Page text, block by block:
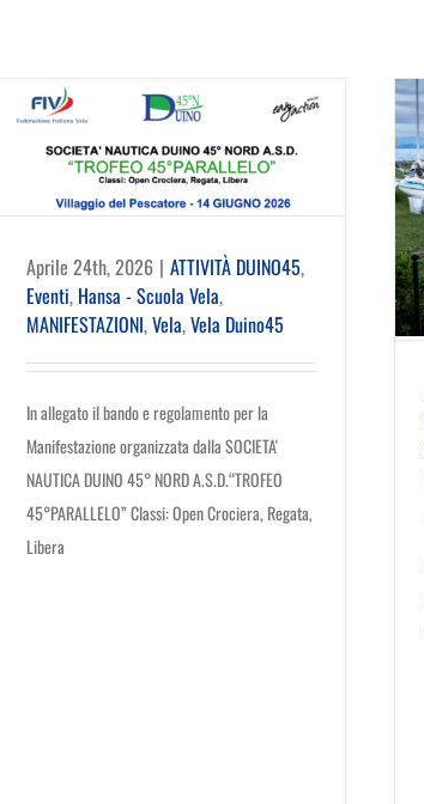
Aprile 24th, 2026 | ATTIVITÀ DUINO45,
Eventi, Hansa - Scuola Vela,
MANIFESTAZIONI,Vela,Vela Duino45
In allegato il bando e regolamento per la
Manifestazione organizzata dalla SOCIETA'
NAUTICA DUINO 45° NORD A.S.D.“TROFEO
45°PARALLELO” Classi: Open Crociera, Regata,
Libera